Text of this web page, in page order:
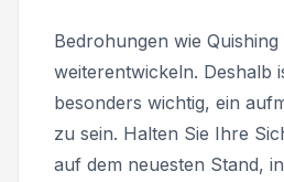
Bedrohungen wie
weiterentwickeln. Deshalb
besonders wichtig, ein
zu sein. Halten Sie Ihre
auf dem neuesten Stand,